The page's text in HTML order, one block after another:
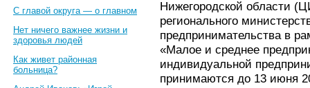
С главой округа — о главном
Нет ничего важнее жизни и
здоровья людей
Как живет районная
больница?
Нижегородской области
регионального
предпринимательства в
«Малое и среднее
индивидуальной
принимаются до 13 июня